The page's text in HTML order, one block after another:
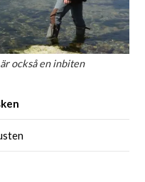
också en inbiten